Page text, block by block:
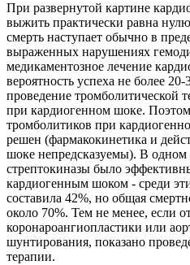
При развернутой картине
выжить практически равна
смерть наступает обычно в
выраженных нарушениях
медикаментозное лечение
вероятность успеха не более
проведение тромболитической
при кардиогенном шоке.
тромболитиков при
решен (фармакокинетика и
шоке непредсказуемы). В одном
стрептокиназы было
кардиогенным шоком - среди
составила 42%, но общая
около 70%. Тем не менее, если
коронароангиопластики или
шунтирования, показано
терапии.